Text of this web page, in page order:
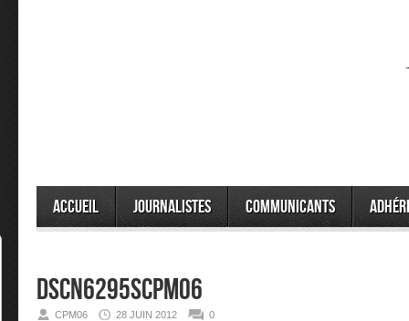
Accueil Journalistes Communicants
DSCN6295SCPM06
CPM06 28 JUIN 2012 0